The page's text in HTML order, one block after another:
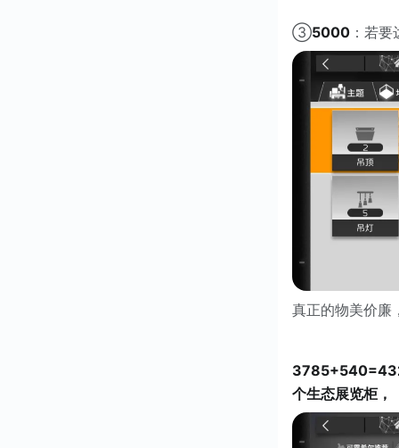
③5000 ：若
真正的物美价廉
个生态展览柜，